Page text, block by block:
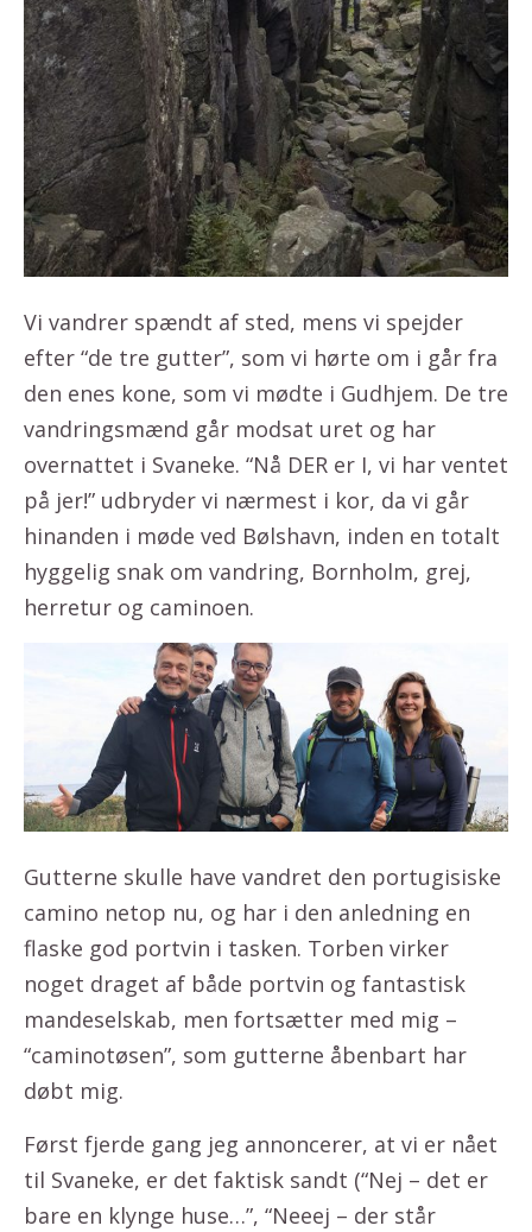
Vi vandrer spændt af sted, mens vi spejder
efter “de tre gutter”, som vi hørte om i går fra
den enes kone, som vi mødte i Gudhjem. De tre
vandringsmænd går modsat uret og har
overnattet i Svaneke. “Nå DER er I, vi har ventet
på jer!” udbryder vi nærmest i kor, da vi går
hinanden i møde ved Bølshavn, inden en totalt
hyggelig snak om vandring, Bornholm, grej,
herretur og caminoen.
Gutterne skulle have vandret den portugisiske
camino netop nu, og har i den anledning en
flaske god portvin i tasken. Torben virker
noget draget af både portvin og fantastisk
mandeselskab, men fortsætter med mig –
“caminotøsen”, som gutterne åbenbart har
døbt mig.
Først fjerde gang jeg annoncerer, at vi er nået
til Svaneke, er det faktisk sandt (“Nej – det er
bare en klynge huse…”, “Neeej – der står